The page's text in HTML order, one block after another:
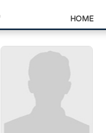
HOME